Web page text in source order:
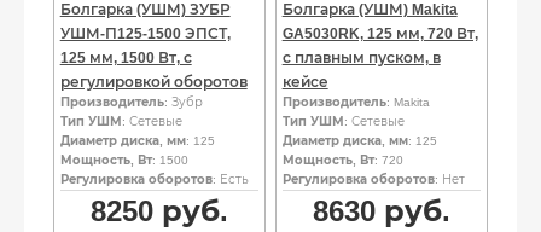
Болгарка (УШМ) ЗУБР
УШМ-П125-1500 ЭПСТ,
125 мм, 1500 Вт, с
регулировкой оборотов
Производитель: Зубр
Тип УШМ : Сетевые
Диаметр диска, мм: 125
Мощность, Вт: 1500
Регулировка оборотов: Есть
8250руб.
Болгарка (УШМ) Makita
GA5030RK, 125 мм, 720 Вт,
с плавным пуском, в
кейсе
Производитель: Makita
Тип УШМ : Сетевые
Диаметр диска, мм: 125
Мощность, Вт: 720
Регулировка оборотов: Нет
8630руб.